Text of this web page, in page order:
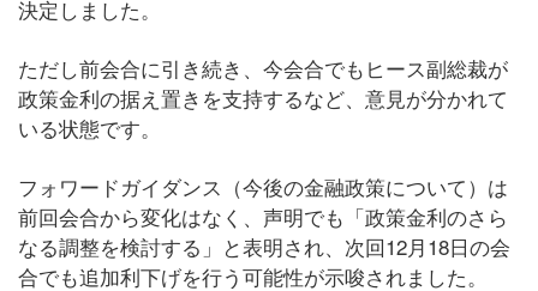
決定しました。
ただし前会合に引き続き、今会合でもヒース副総裁が
政策金利の据え置きを支持するなど、意見が分かれて
いる状態です。
フォワードガイダンス（今後の金融政策について）は
前回会合から変化はなく、声明でも「政策金利のさら
なる調整を検討する」と表明され、次回12月18日の会
合でも追加利下げを行う可能性が示唆されました。